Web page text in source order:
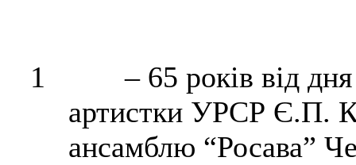
1
– 65 років від
артистки УРСР Є.П.
ансамблю “Росава”